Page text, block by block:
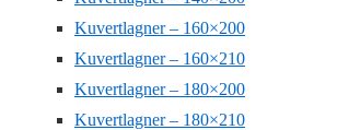
Kuvertlagner – 160×200
Kuvertlagner – 160×210
Kuvertlagner – 180×200
Kuvertlagner – 180×210